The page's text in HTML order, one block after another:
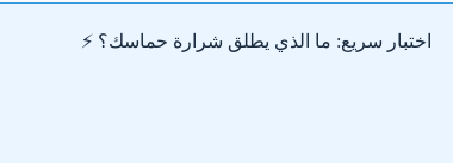
اختبار سريع: ما الذي يطلق شرارة حماسك؟ ⚡️